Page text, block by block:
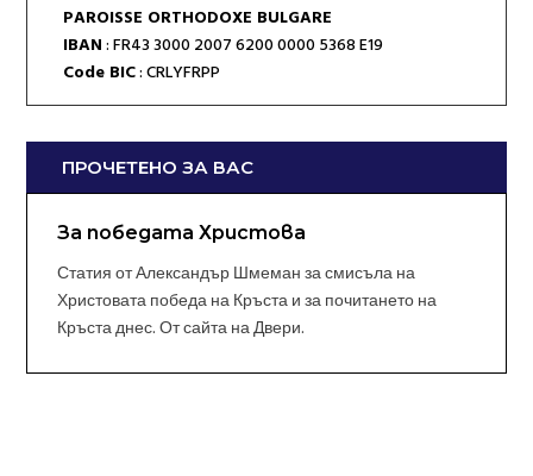
PAROISSE ORTHODOXE BULGARE
IBAN : FR43 3000 2007 6200 0000 5368 E19
Code BIC: CRLYFRPP
ПРОЧЕТЕНО ЗА ВАС
За победата Христова
Статия от Александър Шмеман за смисъла на
Христовата победа на Кръста и за почитането на
Кръста днес. От сайта на Двери.